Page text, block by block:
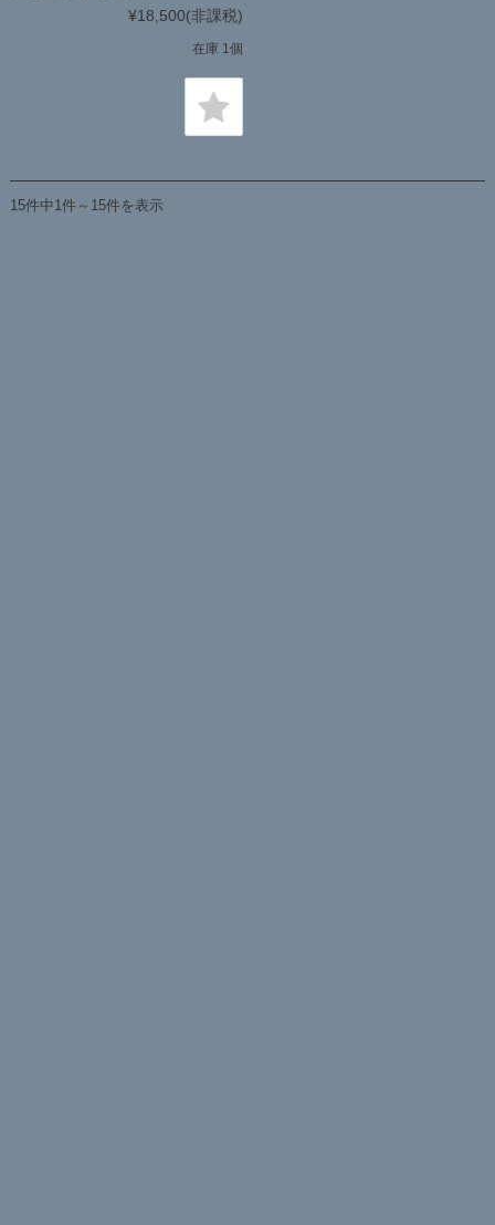
¥18,500(非課税)
在庫 1個
15件中1件～15件を表示